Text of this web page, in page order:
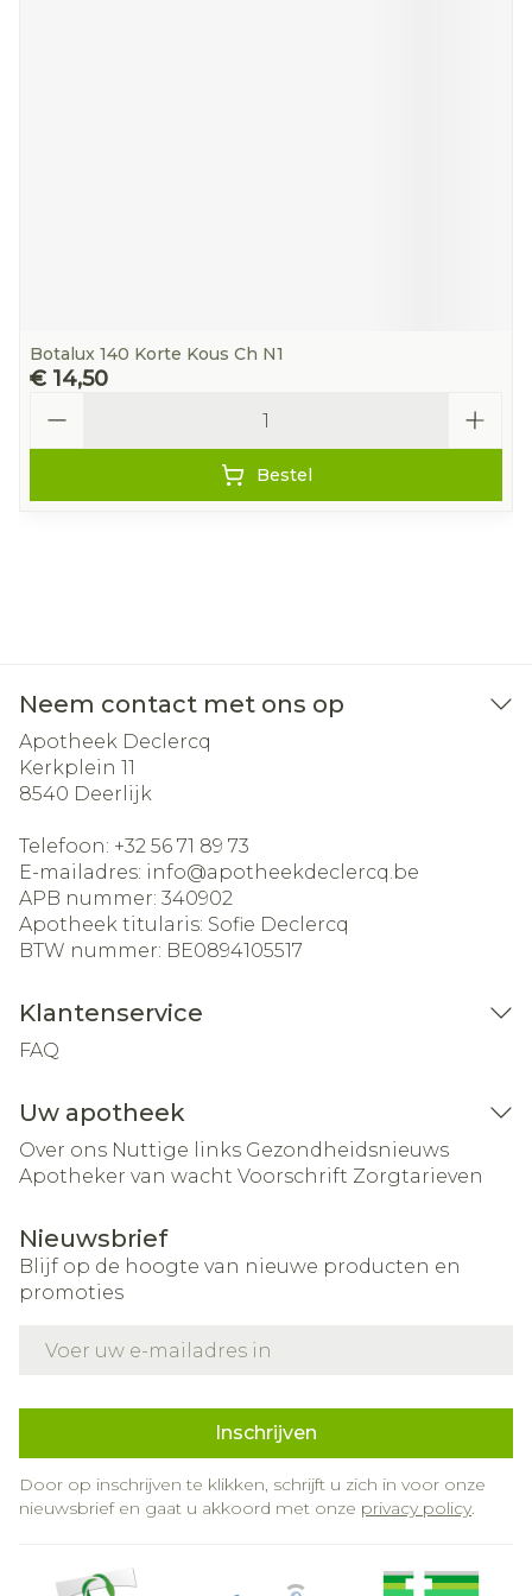
Botalux 140 Korte Kous Ch N1
€ 14,50
Bestel
Neem contact met ons op
Apotheek Declercq
Kerkplein 11
8540 Deerlijk
Telefoon: +32 56 71 89 73
E-mailadres: info@apotheekdeclercq.be
APB nummer: 340902
Apotheek titularis: Sofie Declercq
BTW nummer: BE0894105517
Klantenservice
FAQ
Uw apotheek
Over ons Nuttige links Gezondheidsnieuws
Apotheker van wacht Voorschrift Zorgtarieven
Nieuwsbrief
Blijf op de hoogte van nieuwe producten en
promoties
Inschrijven
Door op inschrijven te klikken, schrijft u zich in voor onze
nieuwsbrief en gaat u akkoord met onze privacy policy.